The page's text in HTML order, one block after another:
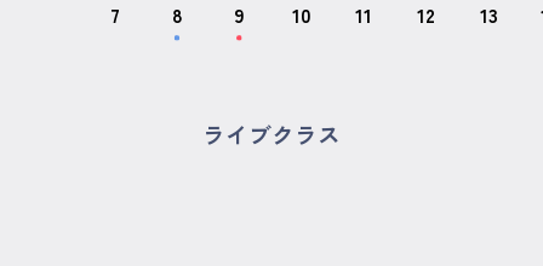
FAQ / お問い合わせ
7
8
9
10
11
12
13
ライブクラス